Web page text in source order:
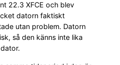
22.3 XFCE och blev
datorn faktiskt
utan problem. Datorn
så den känns inte lika